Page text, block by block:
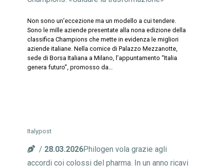
Non sono un’eccezione ma un modello a cui tendere.
Sono le mille aziende presentate alla nona edizione della
classifica Champions che mette in evidenza le migliori
aziende italiane. Nella cornice di Palazzo Mezzanotte,
sede di Borsa Italiana a Milano, l’appuntamento “Italia
genera futuro”, promosso da…
Italypost
28.03.2026Philogen vola grazie agli
accordi coi colossi del pharma. In un anno ricavi